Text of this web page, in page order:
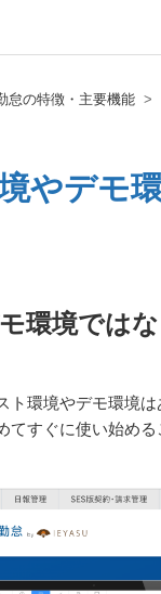
怠の特徴・主要機能
やデモ
環境では
ト環境やデモ環境は
てすぐに使い始め